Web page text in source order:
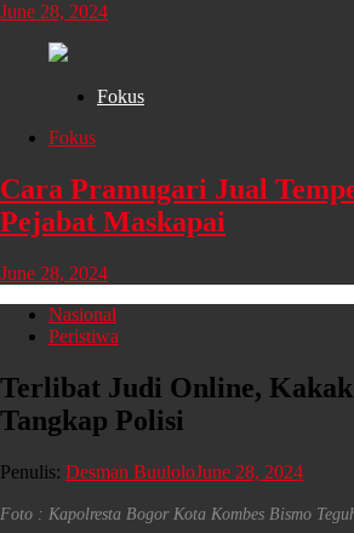
June 28, 2024
Fokus
Fokus
Cara Pramugari Jual
Pejabat Maskapai
June 28, 2024
Nasional
Peristiwa
Terlibat Judi Online,
Tangkap Polisi
Penulis: Desman BuuloloJune 28, 2024
Foto : Kapolresta Bogor Kota Kombes Bismo